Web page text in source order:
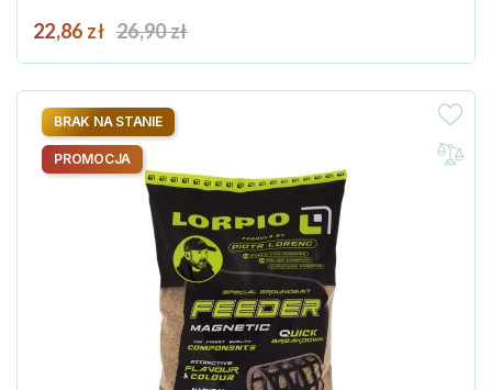
Cena
22,86 zł Cena podstawowa
26,90 zł
BRAK NA STANIE
PROMOCJA